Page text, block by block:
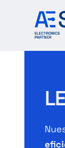
content